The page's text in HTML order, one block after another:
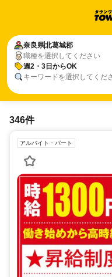
奈良県北葛城郡
職種を選択してください
週2・3日からOK
キーワードを選択してくだ
奈良県北葛城郡
週2・3日からOK
346件
アルバイト・パート